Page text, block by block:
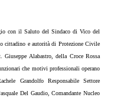
con il Saluto del Sindaco di Vico del
cittadino e autorità di Protezione Civile
Alabastro, della Croce Rossa
che motivi professionali operano
Grandolfo Responsabile Settore
Del Gaudio, Comandante Nucleo